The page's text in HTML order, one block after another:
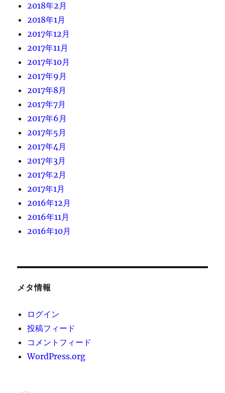
2018年2月
2018年1月
2017年12月
2017年11月
2017年10月
2017年9月
2017年8月
2017年7月
2017年6月
2017年5月
2017年4月
2017年3月
2017年2月
2017年1月
2016年12月
2016年11月
2016年10月
メタ情報
ログイン
投稿フィード
コメントフィード
WordPress.org